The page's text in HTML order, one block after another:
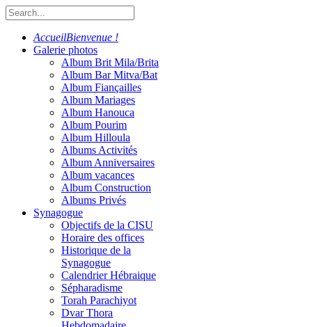
AccueilBienvenue !
Galerie photos
Album Brit Mila/Brita
Album Bar Mitva/Bat
Album Fiançailles
Album Mariages
Album Hanouca
Album Pourim
Album Hilloula
Albums Activités
Album Anniversaires
Album vacances
Album Construction
Albums Privés
Synagogue
Objectifs de la CISU
Horaire des offices
Historique de la
Synagogue
Calendrier Hébraique
Sépharadisme
Torah Parachiyot
Dvar Thora